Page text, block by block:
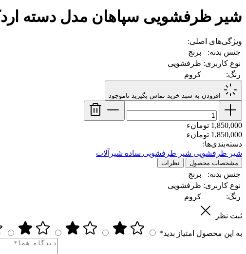
شیر ظرفشویی سپاهان مدل دسته
ویژگی‌های اصلی:
جنس بدنه:
برنج
نوع کاربری: ظرفشویی
رنگ:
کروم
افزودن به سبد خرید تماس بگیرید ناموجود
1,850,000 تومانء
1,850,000 تومانء
دسته‌بندی‌ها:
شیر ظرفشویی شیر ظرفشویی ساده شیرآلات
مشخصات محصول نظرات
جنس بدنه:
برنج
نوع کاربری: ظرفشویی
رنگ:
کروم
ثبت نظر
به این محصول امتیاز بدید*